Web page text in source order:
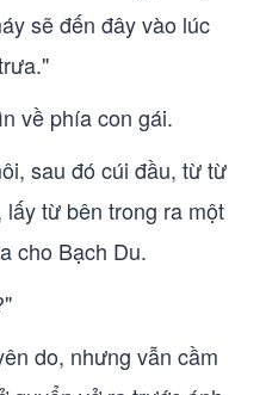
sẽ đến đây vào lúc
về phía con gái.
sau đó cúi đầu, từ từ
từ bên trong ra một
cho Bạch Du.
do, nhưng vẫn cầm